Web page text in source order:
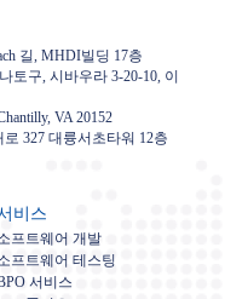
길, MHDI빌딩 17층
토구, 시바우라 3-20-10, 이
VA 20152
327 대륭서초타워 12층
비스
프트웨어 개발
프트웨어 테스팅
서비스